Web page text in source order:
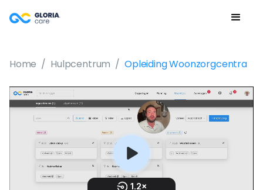
Home / Hulpcentrum / Opleiding Woonzorgcentra